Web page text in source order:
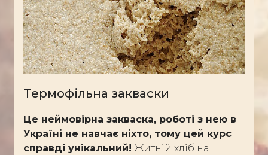
Термофільна закваски
Це неймовірна закваска, роботі з нею в
Україні не навчає ніхто, тому цей курс
справді унікальний! Житній хліб на